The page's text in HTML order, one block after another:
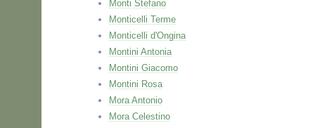
Monti Stefano
Monticelli Terme
Monticelli d'Ongina
Montini Antonia
Montini Giacomo
Montini Rosa
Mora Antonio
Mora Celestino